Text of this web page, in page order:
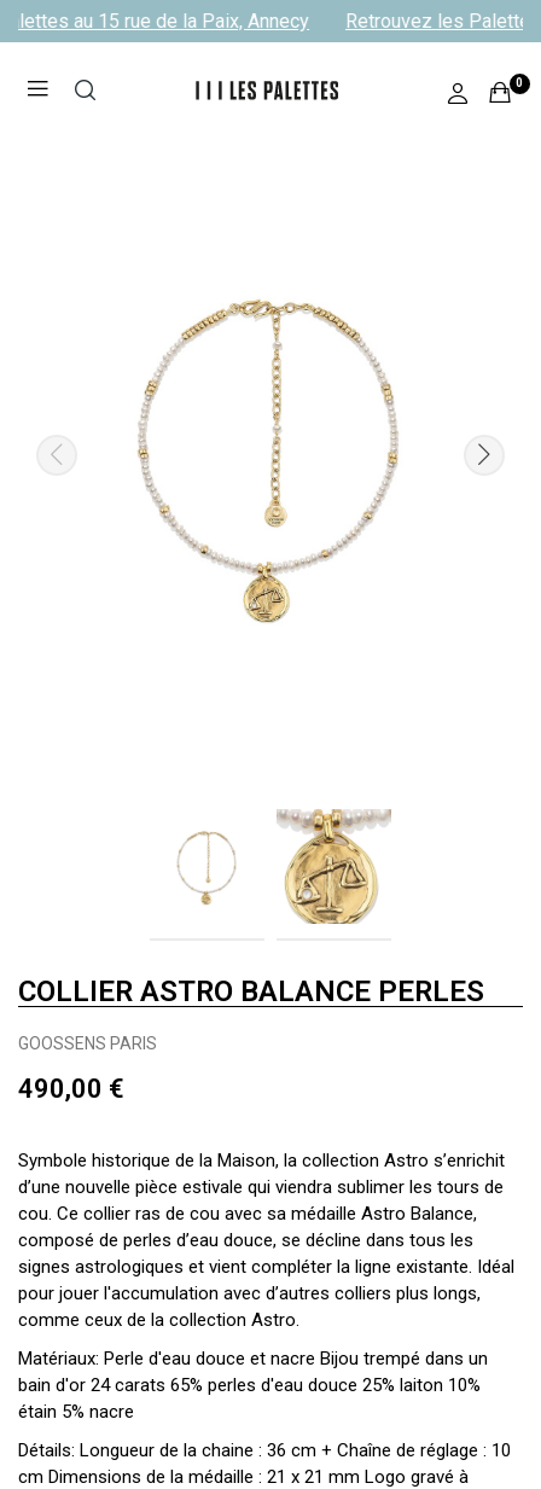
au 15 rue de la Paix, Annecy Retrouvez les Palettes
0
COLLIER ASTRO BALANCE PERLES
GOOSSENS PARIS
490,00 €
Symbole historique de la Maison, la collection Astro s’enrichit
d’une nouvelle pièce estivale qui viendra sublimer les tours de
cou. Ce collier ras de cou avec sa médaille Astro Balance,
composé de perles d’eau douce, se décline dans tous les
signes astrologiques et vient compléter la ligne existante. Idéal
pour jouer l'accumulation avec d’autres colliers plus longs,
comme ceux de la collection Astro.
Matériaux: Perle d'eau douce et nacre Bijou trempé dans un
bain d'or 24 carats 65% perles d'eau douce 25% laiton 10%
étain 5% nacre
Détails: Longueur de la chaine : 36 cm + Chaîne de réglage : 10
cm Dimensions de la médaille : 21 x 21 mm Logo gravé à